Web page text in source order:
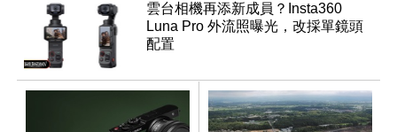
雲台相機再添新成員？Insta360
Luna Pro 外流照曝光，改採單鏡頭
配置